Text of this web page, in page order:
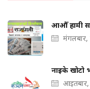
आऔँ हामी
मंगलबार,
नाइके खोटो